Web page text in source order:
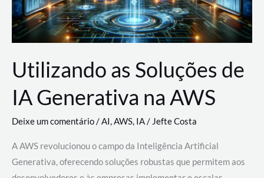
Utilizando as Soluções de
IA Generativa na AWS
Deixe um comentário/AI,AWS, IA/Jefte Costa
A AWS revolucionou o campo da Inteligência Artificial
Generativa, oferecendo soluções robustas que permitem aos